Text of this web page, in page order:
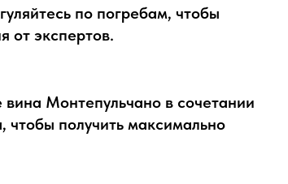
по погребам, чтобы
от экспертов.
Монтепульчано в сочетании
чтобы получить максимально